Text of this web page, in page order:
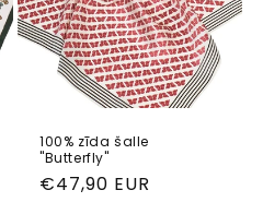
100% zīda šalle
"Butterfly"
Parastā
€47,90 EUR